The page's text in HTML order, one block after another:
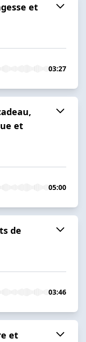
et
03:27
et
05:00
de
03:46
et